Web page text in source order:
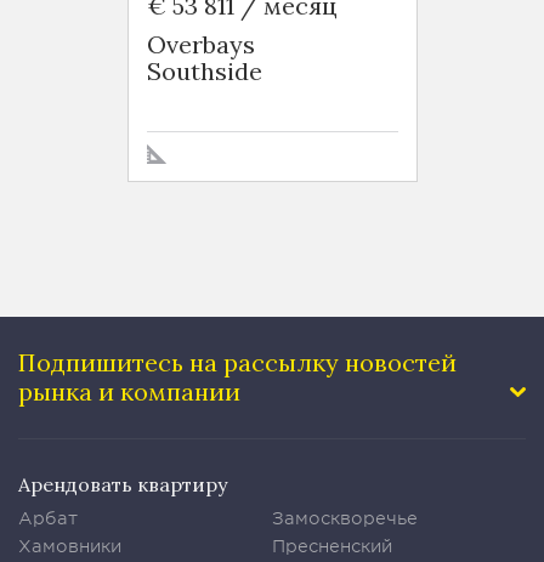
Overbays
Southside
Подпишитесь на рассылку новостей
рынка и компании
Арендовать квартиру
Арбат
Хамовники
Замоскворечье
Пресненский